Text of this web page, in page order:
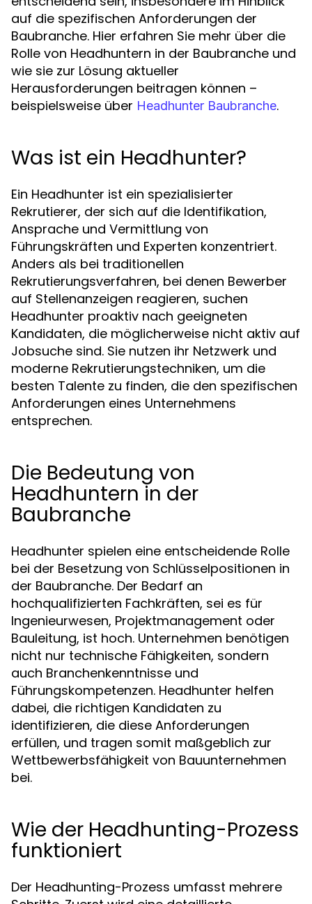
auf die spezifischen Anforderungen der
Baubranche. Hier erfahren Sie mehr über die
Rolle von Headhuntern in der Baubranche und
wie sie zur Lösung aktueller
Herausforderungen beitragen können –
beispielsweise über Headhunter Baubranche.
Was ist ein Headhunter?
Ein Headhunter ist ein spezialisierter
Rekrutierer, der sich auf die Identifikation,
Ansprache und Vermittlung von
Führungskräften und Experten konzentriert.
Anders als bei traditionellen
Rekrutierungsverfahren, bei denen Bewerber
auf Stellenanzeigen reagieren, suchen
Headhunter proaktiv nach geeigneten
Kandidaten, die möglicherweise nicht aktiv auf
Jobsuche sind. Sie nutzen ihr Netzwerk und
moderne Rekrutierungstechniken, um die
besten Talente zu finden, die den spezifischen
Anforderungen eines Unternehmens
entsprechen.
Die Bedeutung von
Headhuntern in der
Baubranche
Headhunter spielen eine entscheidende Rolle
bei der Besetzung von Schlüsselpositionen in
der Baubranche. Der Bedarf an
hochqualifizierten Fachkräften, sei es für
Ingenieurwesen, Projektmanagement oder
Bauleitung, ist hoch. Unternehmen benötigen
nicht nur technische Fähigkeiten, sondern
auch Branchenkenntnisse und
Führungskompetenzen. Headhunter helfen
dabei, die richtigen Kandidaten zu
identifizieren, die diese Anforderungen
erfüllen, und tragen somit maßgeblich zur
Wettbewerbsfähigkeit von Bauunternehmen
bei.
Wie der Headhunting-Prozess
funktioniert
Der Headhunting-Prozess umfasst mehrere